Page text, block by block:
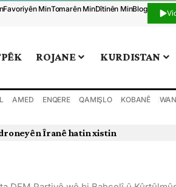
Favoriyên MinTomarên MinDîtinên MinBlog
ROJANE KURDISTAN
AMED ENQERE QAMIŞLO KOBANÊ WAN
Îranê hatin xistin